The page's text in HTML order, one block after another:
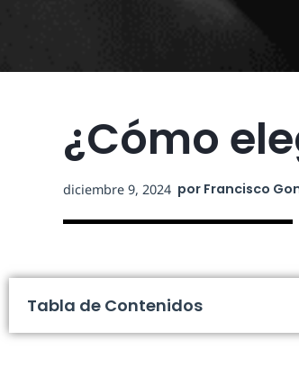
¿Cómo
diciembre 9, 2024 por Francisco
Tabla de Contenidos